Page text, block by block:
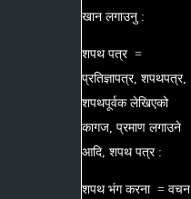
खान लगाउनु :
शपथ पत्र =
प्रतिज्ञापत्र, शपथपत्र,
शपथपूर्वक लेखिएको
कागज, प्रमाण लगाउने
आदि, शपथ पत्र :
शपथ भंग करना = वचन